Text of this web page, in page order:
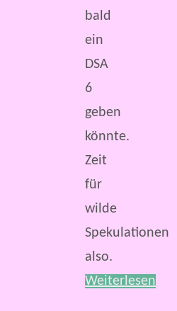
bald
ein
DSA
6
geben
könnte.
Zeit
für
wilde
Spekulationen
also.
Weiterlesen